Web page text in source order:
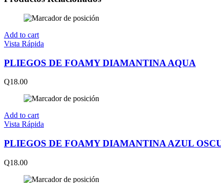
Add to cart
Vista Rápida
PLIEGOS DE FOAMY DIAMANTINA AQUA
Q18.00
Add to cart
Vista Rápida
PLIEGOS DE FOAMY DIAMANTINA AZUL
Q18.00